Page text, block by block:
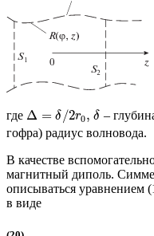
где Δ = δ /2r0, δ –
гофра) радиус волновода.
В качестве
магнитный диполь.
описываться уравнением
в виде